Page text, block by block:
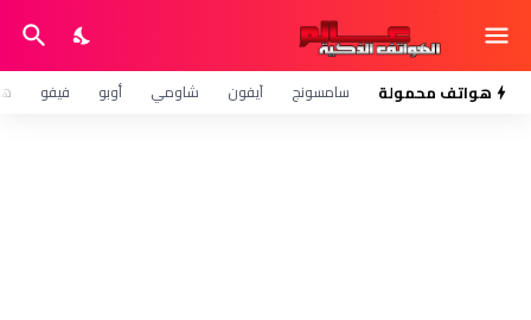
هواتف محمولة سامسونج آيفون شاومي أوبو فيفو